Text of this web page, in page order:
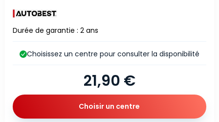
Durée de garantie : 2 ans
21,90 €
Choisissez un centre pour consulter la disponibilité
Choisir un centre